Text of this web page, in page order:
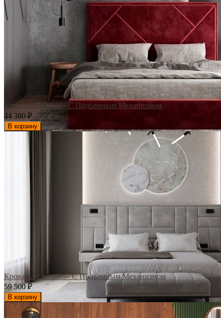
Кровать «Верона» С Подъемным Механизмом
44 380 ₽
В корзину
Кровать «Октавия» С Подъемным Механизмом
59 500₽
В корзину